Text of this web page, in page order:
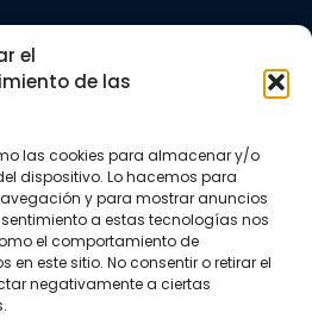
el
de las
las cookies para almacenar y/o
dispositivo. Lo hacemos para
y para mostrar anuncios
a estas tecnologías nos
el comportamiento de
en este sitio. No consentir o retirar el
negativamente a ciertas